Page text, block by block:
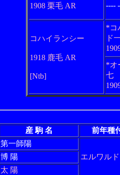
1908 栗毛 AR
----
コハイランシー
1918 鹿毛 AR
[Ntb]
*コ
ド
*オ
七
産 駒 名
前年種
第一師陽
エルワルド
博 陽
太 陽